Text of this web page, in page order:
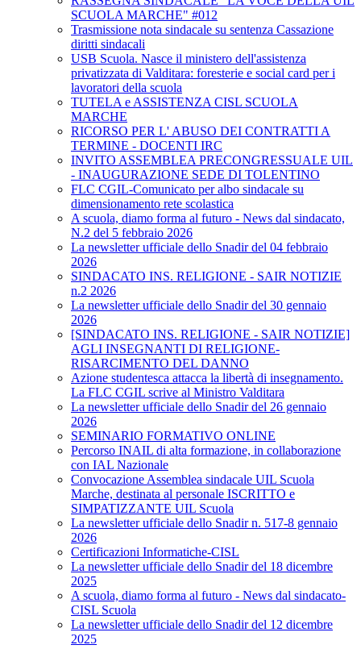
SCUOLA MARCHE" #012
Trasmissione nota sindacale su sentenza Cassazione
diritti sindacali
USB Scuola. Nasce il ministero dell'assistenza
privatizzata di Valditara: foresterie e social card per i
lavoratori della scuola
TUTELA e ASSISTENZA CISL SCUOLA
MARCHE
RICORSO PER L' ABUSO DEI CONTRATTI A
TERMINE - DOCENTI IRC
INVITO ASSEMBLEA PRECONGRESSUALE UIL
- INAUGURAZIONE SEDE DI TOLENTINO
FLC CGIL-Comunicato per albo sindacale su
dimensionamento rete scolastica
A scuola, diamo forma al futuro - News dal sindacato,
N.2 del 5 febbraio 2026
La newsletter ufficiale dello Snadir del 04 febbraio
2026
SINDACATO INS. RELIGIONE - SAIR NOTIZIE
n.2 2026
La newsletter ufficiale dello Snadir del 30 gennaio
2026
[SINDACATO INS. RELIGIONE - SAIR NOTIZIE]
AGLI INSEGNANTI DI RELIGIONE-
RISARCIMENTO DEL DANNO
Azione studentesca attacca la libertà di insegnamento.
La FLC CGIL scrive al Ministro Valditara
La newsletter ufficiale dello Snadir del 26 gennaio
2026
SEMINARIO FORMATIVO ONLINE
Percorso INAIL di alta formazione, in collaborazione
con IAL Nazionale
Convocazione Assemblea sindacale UIL Scuola
Marche, destinata al personale ISCRITTO e
SIMPATIZZANTE UIL Scuola
La newsletter ufficiale dello Snadir n. 517-8 gennaio
2026
Certificazioni Informatiche-CISL
La newsletter ufficiale dello Snadir del 18 dicembre
2025
A scuola, diamo forma al futuro - News dal sindacato-
CISL Scuola
La newsletter ufficiale dello Snadir del 12 dicembre
2025